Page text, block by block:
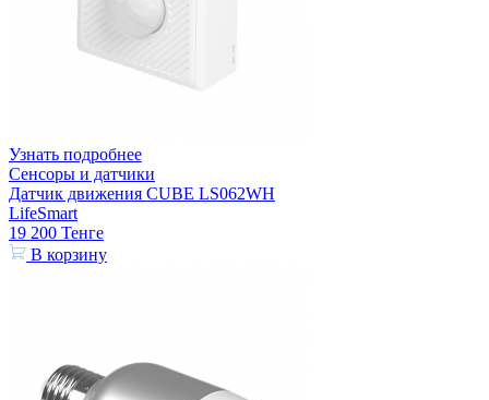
Узнать подробнее
Сенсоры и датчики
Датчик движения CUBE LS062WH
LifeSmart
19 200 Тенге
В корзину